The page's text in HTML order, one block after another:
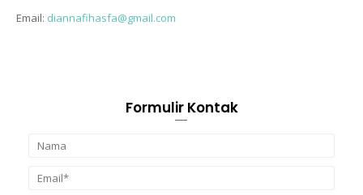
Email: diannafihasfa@gmail.com
Formulir Kontak